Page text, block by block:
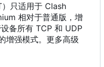
）
只适用于 Clash
相对于普通版，增
设备所有 TCP 和 UDP
增强模式。更多高级